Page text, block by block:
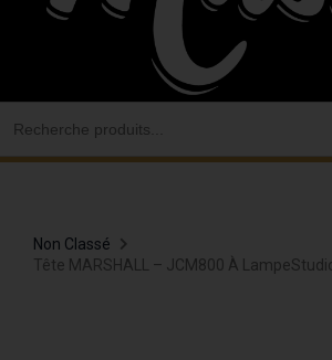
Non Classé
Tête MARSHALL – JCM800 À